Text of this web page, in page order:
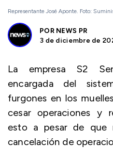
Representante José Aponte. Foto:
POR NEWS PR
3 de diciembre de
La empresa S2
encargada del
furgones en los
cesar operaciones y
esto a pesar de que
cancelación de